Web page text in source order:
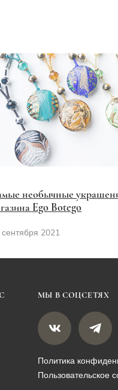
необычные
Ego Botego
сентября 2021
МЫ В СОЦСЕТЯХ
Политика
Пользовательское